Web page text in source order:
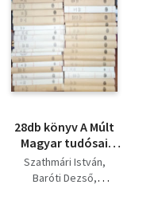
28db könyv A Múlt
Magyar tudósai
sorozatból: Pais
Dezső, Munkácsi
Szathmári István
Baróti Dezső